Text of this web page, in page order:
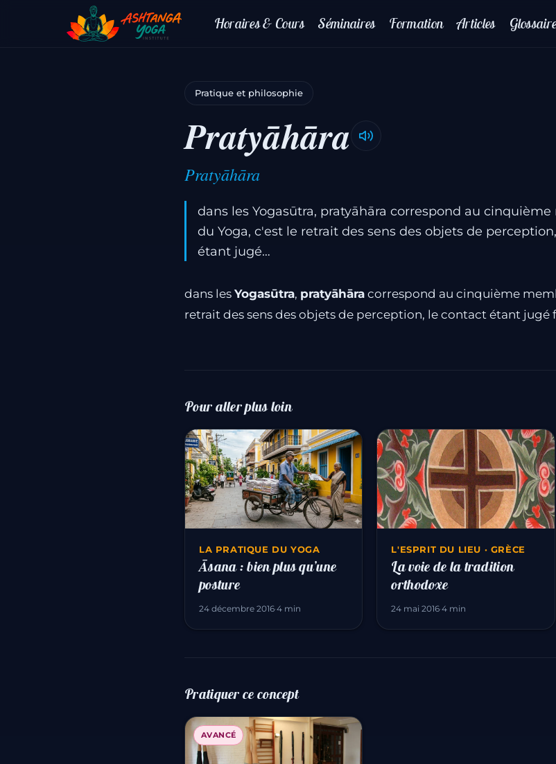
Horaires & Cours Séminaires Formation Articles
Pratique et philosophie
Pratyāhāra
Pratyāhāra
dans les Yogasūtra, pratyāhāra correspond au
du Yoga, c'est le retrait des sens des objets de
étant jugé…
dans les Yogasūtra, pratyāhāra correspond au cinquième
retrait des sens des objets de perception, le contact étant jugé
Pour aller plus loin
LA PRATIQUE DU YOGA
Āsana : bien plus qu’une
posture
24 décembre 2016·4 min
L'ESPRIT DU LIEU · GRÈCE
La voie de la tradition
orthodoxe
24 mai 2016·4 min
Pratiquer ce concept
AVANCÉ